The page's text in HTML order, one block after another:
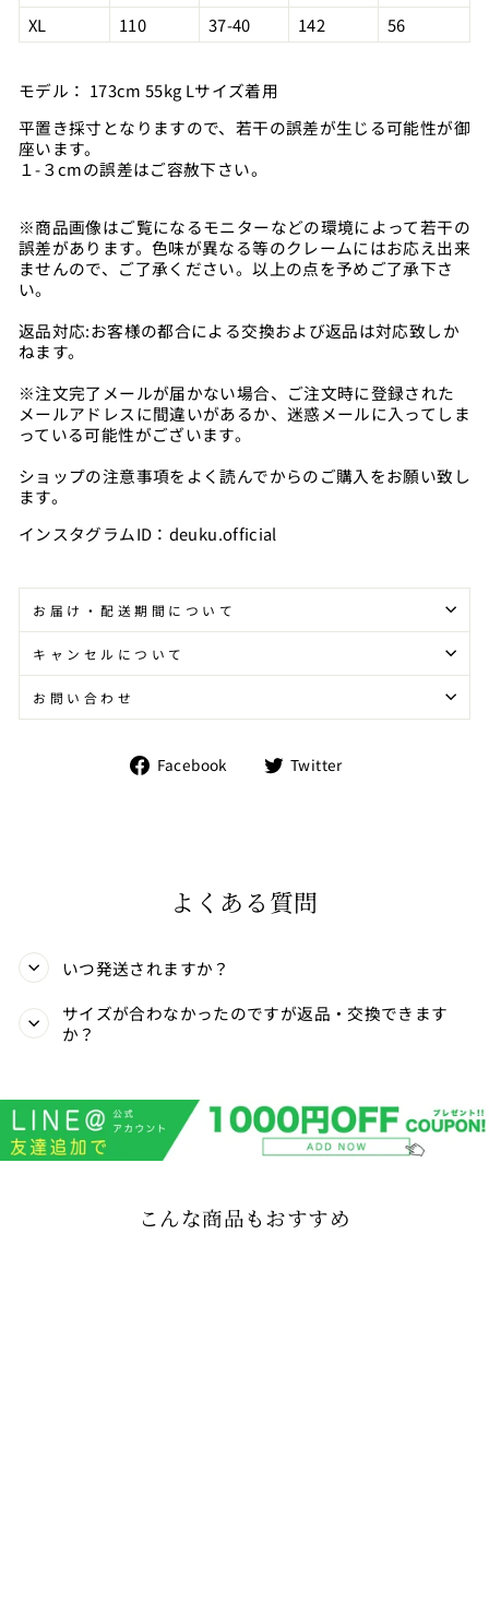
XL
110 37-40 142 56
モデル： 173cm 55kg Lサイズ着用
平置き採寸となりますので、若干の誤差が生じる可能性が御
座います。
１-３cmの誤差はご容赦下さい。
※商品画像はご覧になるモニターなどの環境によって若干の
誤差があります。色味が異なる等のクレームにはお応え出来
ませんので、ご了承ください。以上の点を予めご了承下さ
い。
返品対応:お客様の都合による交換および返品は対応致しか
ねます。
※注文完了メールが届かない場合、ご注文時に登録された
メールアドレスに間違いがあるか、迷惑メールに入ってしま
っている可能性がございます。
ショップの注意事項をよく読んでからのご購入をお願い致し
ます。
インスタグラムID：deuku.official
お届け・配送期間について
キャンセルについて
お問い合わせ
Facebook
FacebookTwitter
よくある質問
いつ発送されますか？
サイズが合わなかったのですが返品・交換できます
か？
こんな商品もおすすめ